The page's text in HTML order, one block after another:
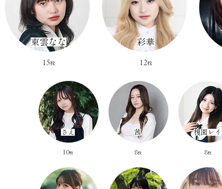
​東雲なな
​15枚
​彩華
​12枚
​さえ
​10枚​
​茜
​8枚
​榎園レイ
8枚